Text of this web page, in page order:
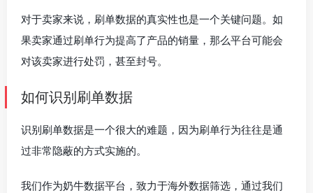
对于卖家来说，刷单数据的真实性也是一个关键问题。如
果卖家通过刷单行为提高了产品的销量，那么平台可能会
对该卖家进行处罚，甚至封号。
如何识别刷单数据
识别刷单数据是一个很大的难题，因为刷单行为往往是通
过非常隐蔽的方式实施的。
我们作为奶牛数据平台，致力于海外数据筛选，通过我们